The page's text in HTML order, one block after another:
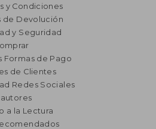
y Condiciones
de Devolución
y Seguridad
Formas de Pago
de Clientes
Redes Sociales
a la Lectura